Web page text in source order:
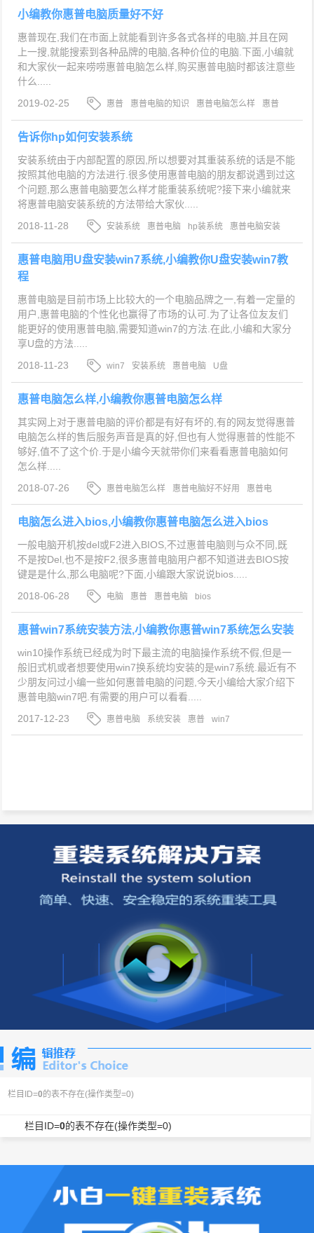
小编教你惠普电脑质量好不好
惠普现在,我们在市面上就能看到许多各式各样的电脑,并且在网
上一搜,就能搜索到各种品牌的电脑,各种价位的电脑.下面,小编就
和大家伙一起来唠唠惠普电脑怎么样,购买惠普电脑时都该注意些
什么.....
2019-02-25
惠普 惠普电脑的知识 惠普电脑怎么样
惠普
电脑
告诉你hp如何安装系统
安装系统由于内部配置的原因,所以想要对其重装系统的话是不能
按照其他电脑的方法进行.很多使用惠普电脑的朋友都说遇到过这
个问题,那么惠普电脑要怎么样才能重装系统呢?接下来小编就来
将惠普电脑安装系统的方法带给大家伙.....
2018-11-28
安装系统 惠普电脑 hp装系统
惠普电脑安装
系统
惠普电脑用U盘安装win7系统,小编教你U盘安装win7教
程
惠普电脑是目前市场上比较大的一个电脑品牌之一,有着一定量的
用户,惠普电脑的个性化也赢得了市场的认可.为了让各位友友们
能更好的使用惠普电脑,需要知道win7的方法.在此,小编和大家分
享U盘的方法.....
2018-11-23
win7 安装系统 惠普电脑 U盘
惠普电脑怎么样,小编教你惠普电脑怎么样
其实网上对于惠普电脑的评价都是有好有坏的,有的网友觉得惠普
电脑怎么样的售后服务声音是真的好,但也有人觉得惠普的性能不
够好,值不了这个价.于是小编今天就带你们来看看惠普电脑如何
怎么样.....
2018-07-26
惠普电脑怎么样 惠普电脑好不好用
惠普电
脑
惠普电脑如何
电脑怎么进入bios,小编教你惠普电脑怎么进入bios
一般电脑开机按del或F2进入BIOS,不过惠普电脑则与众不同,既
不是按Del,也不是按F2,很多惠普电脑用户都不知道进去BIOS按
键是是什么,那么电脑呢?下面,小编跟大家说说bios.....
2018-06-28
电脑 惠普 惠普电脑 bios
惠普win7系统安装方法,小编教你惠普win7系统怎么安装
win10操作系统已经成为时下最主流的电脑操作系统不假,但是一
般旧式机或者想要使用win7换系统均安装的是win7系统.最近有不
少朋友问过小编一些如何惠普电脑的问题,今天小编给大家介绍下
惠普电脑win7吧.有需要的用户可以看看.....
2017-12-23
惠普电脑 系统安装 惠普 win7
栏目ID=0的表不存在(操作类型=0)
栏目ID=0的表不存在(操作类型=0)